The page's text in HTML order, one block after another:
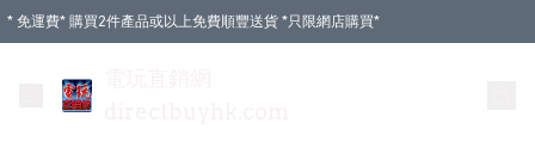
* 免運費* 購買2件產品或以上免費順豐送貨 *只限網店購買*